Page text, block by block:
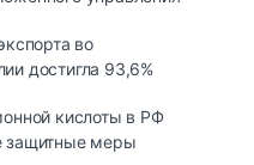
во
достигла 93,6%
кислоты в РФ
защитные меры